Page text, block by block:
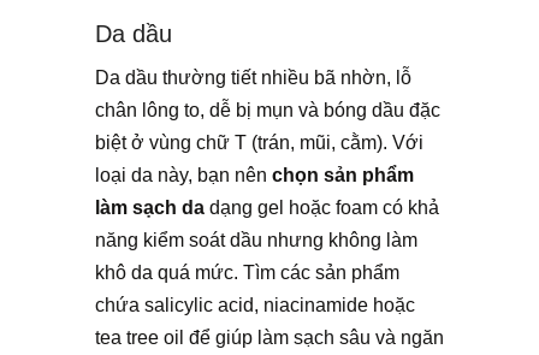
Da dầu
Da dầu thường tiết nhiều bã nhờn, lỗ
chân lông to, dễ bị mụn và bóng dầu đặc
biệt ở vùng chữ T (trán, mũi, cằm). Với
loại da này, bạn nên chọn sản phẩm
làm sạch da dạng gel hoặc foam có khả
năng kiểm soát dầu nhưng không làm
khô da quá mức. Tìm các sản phẩm
chứa salicylic acid, niacinamide hoặc
tea tree oil để giúp làm sạch sâu và ngăn